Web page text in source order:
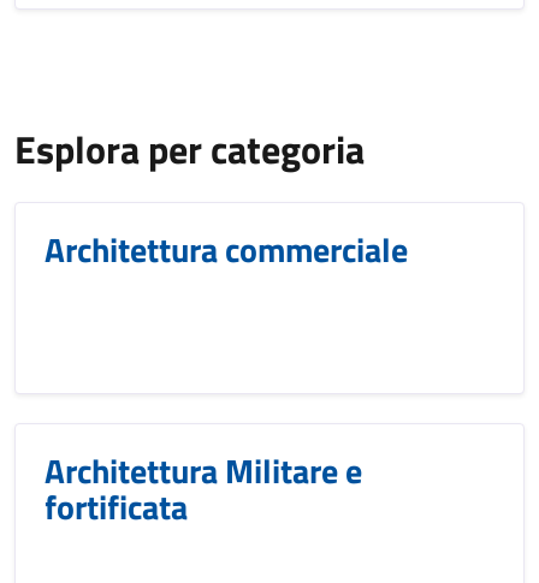
Titolo
Esplora per categoria
Architettura commerciale
Architettura Militare e
fortificata